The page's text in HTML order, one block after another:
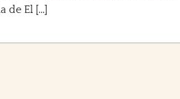
de El [...]